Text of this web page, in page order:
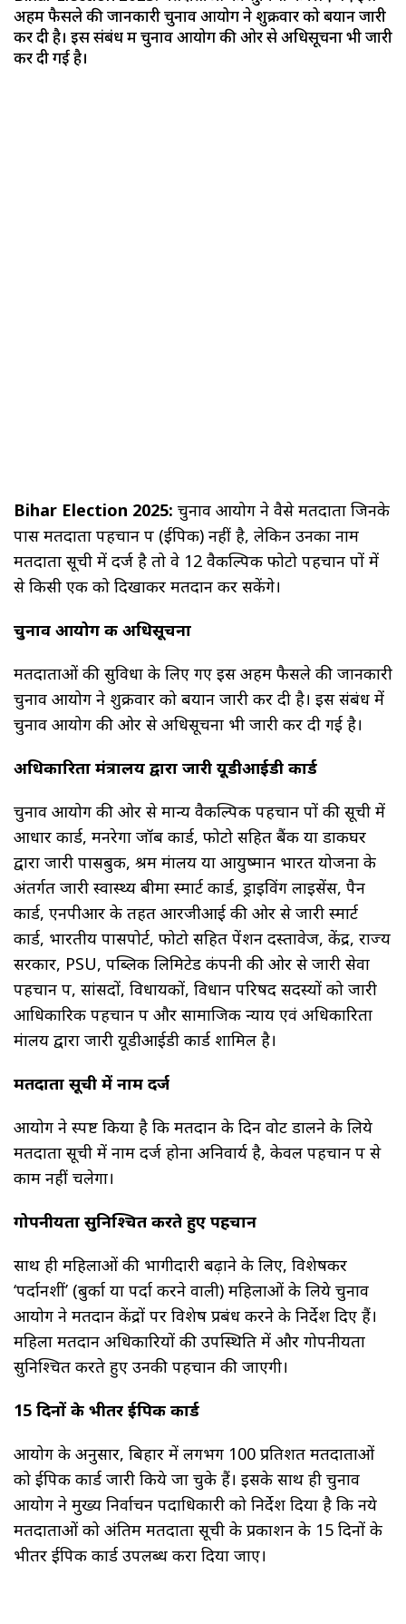
अहम फैसले की जानकारी चुनाव आयोग ने शुक्रवार को बयान जारी
कर दी है। इस संबंध में चुनाव आयोग की ओर से अधिसूचना भी जारी
कर दी गई है।
Bihar Election 2025: चुनाव आयोग ने वैसे मतदाता जिनके
पास मतदाता पहचान पत्र (ईपिक) नहीं है, लेकिन उनका नाम
मतदाता सूची में दर्ज है तो वे 12 वैकल्पिक फोटो पहचान पत्रों में
से किसी एक को दिखाकर मतदान कर सकेंगे।
चुनाव आयोग की अधिसूचना
मतदाताओं की सुविधा के लिए गए इस अहम फैसले की जानकारी
चुनाव आयोग ने शुक्रवार को बयान जारी कर दी है। इस संबंध में
चुनाव आयोग की ओर से अधिसूचना भी जारी कर दी गई है।
अधिकारिता मंत्रालय द्वारा जारी यूडीआईडी कार्ड
चुनाव आयोग की ओर से मान्य वैकल्पिक पहचान पत्रों की सूची में
आधार कार्ड, मनरेगा जॉब कार्ड, फोटो सहित बैंक या डाकघर
द्वारा जारी पासबुक, श्रम मंत्रालय या आयुष्मान भारत योजना के
अंतर्गत जारी स्वास्थ्य बीमा स्मार्ट कार्ड, ड्राइविंग लाइसेंस, पैन
कार्ड, एनपीआर के तहत आरजीआई की ओर से जारी स्मार्ट
कार्ड, भारतीय पासपोर्ट, फोटो सहित पेंशन दस्तावेज, केंद्र, राज्य
सरकार, PSU, पब्लिक लिमिटेड कंपनी की ओर से जारी सेवा
पहचान पत्र, सांसदों, विधायकों, विधान परिषद सदस्यों को जारी
आधिकारिक पहचान पत्र और सामाजिक न्याय एवं अधिकारिता
मंत्रालय द्वारा जारी यूडीआईडी कार्ड शामिल है।
मतदाता सूची में नाम दर्ज
आयोग ने स्पष्ट किया है कि मतदान के दिन वोट डालने के लिये
मतदाता सूची में नाम दर्ज होना अनिवार्य है, केवल पहचान पत्र से
काम नहीं चलेगा।
गोपनीयता सुनिश्चित करते हुए पहचान
साथ ही महिलाओं की भागीदारी बढ़ाने के लिए, विशेषकर
‘पर्दानशीं’ (बुर्का या पर्दा करने वाली) महिलाओं के लिये चुनाव
आयोग ने मतदान केंद्रों पर विशेष प्रबंध करने के निर्देश दिए हैं।
महिला मतदान अधिकारियों की उपस्थिति में और गोपनीयता
सुनिश्चित करते हुए उनकी पहचान की जाएगी।
15 दिनों के भीतर ईपिक कार्ड
आयोग के अनुसार, बिहार में लगभग 100 प्रतिशत मतदाताओं
को ईपिक कार्ड जारी किये जा चुके हैं। इसके साथ ही चुनाव
आयोग ने मुख्य निर्वाचन पदाधिकारी को निर्देश दिया है कि नये
मतदाताओं को अंतिम मतदाता सूची के प्रकाशन के 15 दिनों के
भीतर ईपिक कार्ड उपलब्ध करा दिया जाए।